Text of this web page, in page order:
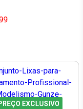
EXCLUSIVO